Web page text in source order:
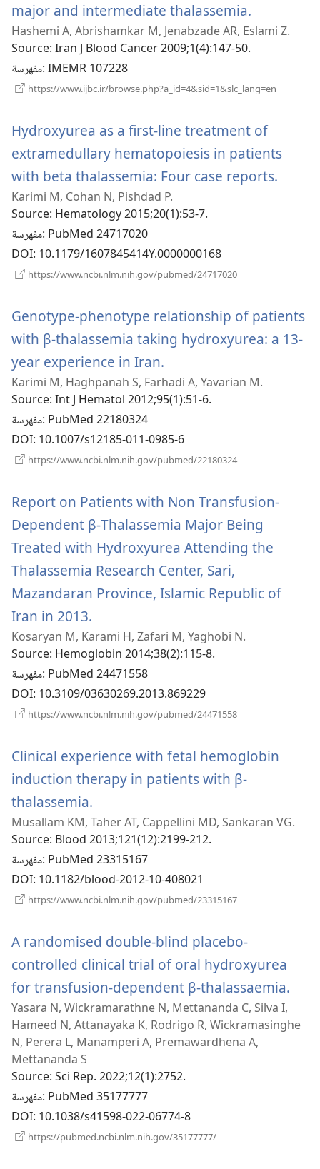
major and intermediate thalassemia.
نافذة
Hashemi A, Abrishamkar M, Jenabzade AR, Eslami Z.
Source‎: Iran J Blood Cancer 2009;1(4):147-50.
مفهرسة‎: IMEMR 107228
https://www.ijbc.ir/browse.php?a_id=4&sid=1&slc_lang=en
Hydroxyurea as a first-line treatment of
extramedullary hematopoiesis in patients
with beta thalassemia: Four case reports.
Karimi M, Cohan N, Pishdad P.
Source‎: Hematology 2015;20(1):53-7.
مفهرسة‎: PubMed 24717020
DOI‎: 10.1179/1607845414Y.0000000168
https://www.ncbi.nlm.nih.gov/pubmed/24717020
Genotype-phenotype relationship of patients
with β-thalassemia taking hydroxyurea: a 13-
year experience in Iran.
نافذة
جديدة)
Karimi M, Haghpanah S, Farhadi A, Yavarian M.
Source‎: Int J Hematol 2012;95(1):51-6.
مفهرسة‎: PubMed 22180324
DOI‎: 10.1007/s12185-011-0985-6
https://www.ncbi.nlm.nih.gov/pubmed/22180324
Report on Patients with Non Transfusion-
Dependent β-Thalassemia Major Being
Treated with Hydroxyurea Attending the
Thalassemia Research Center, Sari,
Mazandaran Province, Islamic Republic of
Iran in 2013.
نافذة
جديدة)
Kosaryan M, Karami H, Zafari M, Yaghobi N.
Source‎: Hemoglobin 2014;38(2):115-8.
مفهرسة‎: PubMed 24471558
DOI‎: 10.3109/03630269.2013.869229
https://www.ncbi.nlm.nih.gov/pubmed/24471558
Clinical experience with fetal hemoglobin
induction therapy in patients with β-
thalassemia.
نافذة
جديدة)
Musallam KM, Taher AT, Cappellini MD, Sankaran VG.
Source‎: Blood 2013;121(12):2199-212.
مفهرسة‎: PubMed 23315167
DOI‎: 10.1182/blood-2012-10-408021
https://www.ncbi.nlm.nih.gov/pubmed/23315167
A randomised double-blind placebo-
controlled clinical trial of oral hydroxyurea
for transfusion-dependent β-thalassaemia.
Yasara N, Wickramarathne N, Mettananda C, Silva I,
Hameed N, Attanayaka K, Rodrigo R, Wickramasinghe
N, Perera L, Manamperi A, Premawardhena A,
Mettananda S
Source‎: Sci Rep. 2022;12(1):2752.
مفهرسة‎: PubMed 35177777
DOI‎: 10.1038/s41598-022-06774-8
https://pubmed.ncbi.nlm.nih.gov/35177777/